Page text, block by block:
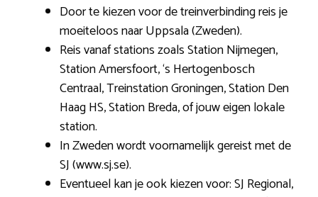
Door te kiezen voor de treinverbinding reis je
moeiteloos naar Uppsala (Zweden).
Reis vanaf stations zoals Station Nijmegen,
Station Amersfoort, ‘s Hertogenbosch
Centraal, Treinstation Groningen, Station Den
Haag HS, Station Breda, of jouw eigen lokale
station.
In Zweden wordt voornamelijk gereist met de
SJ (www.sj.se).
Eventueel kan je ook kiezen voor: SJ Regional,